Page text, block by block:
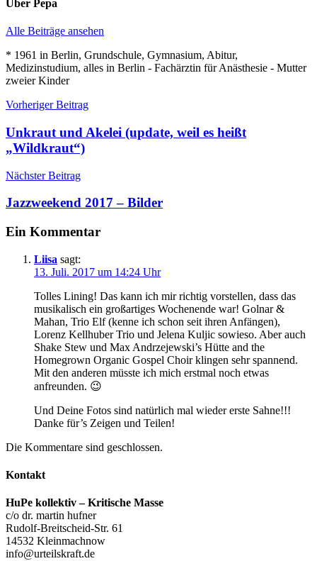
Über Pepa
Alle Beiträge ansehen
* 1961 in Berlin, Grundschule, Gymnasium, Abitur,
Medizinstudium, alles in Berlin - Fachärztin für Anästhesie - Mutter
zweier Kinder
Beitragsnavigation
Vorheriger Beitrag
Unkraut und Akelei (update, weil es heißt
„Wildkraut“)
Nächster Beitrag
Jazzweekend 2017 – Bilder
Ein Kommentar
Liisa sagt:
13. Juli. 2017 um 14:24 Uhr
Tolles Lining! Das kann ich mir richtig vorstellen, dass das
musikalisch ein großartiges Wochenende war! Golnar &
Mahan, Trio Elf (kenne ich schon seit ihren Anfängen),
Lorenz Kellhuber Trio und Jelena Kuljic sowieso. Aber auch
Shake Stew und Max Andrzejewski’s Hütte and the
Homegrown Organic Gospel Choir klingen sehr spannend.
Mit den anderen müsste ich mich erstmal noch etwas
anfreunden. 😉
Und Deine Fotos sind natürlich mal wieder erste Sahne!!!
Danke für’s Zeigen und Teilen!
Die Kommentare sind geschlossen.
Kontakt
HuPe kollektiv – Kritische Masse
c/o dr. martin hufner
Rudolf-Breitscheid-Str. 61
14532 Kleinmachnow
info@urteilskraft.de